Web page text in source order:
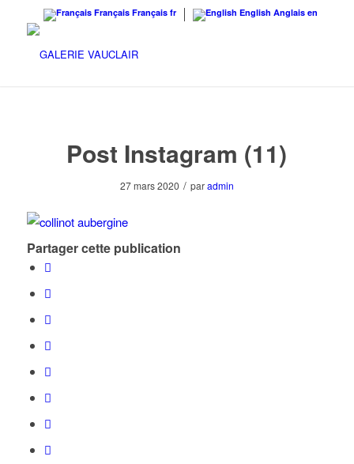
Français Français fr English Anglais en
Post Instagram (11)
27 mars 2020 / paradmin
Partager cette publication